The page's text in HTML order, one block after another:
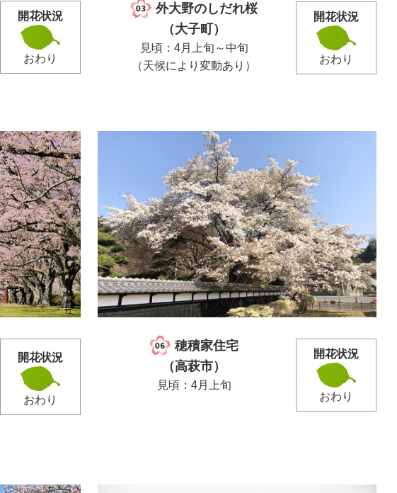
開花状況
おわり
外大野のしだれ桜
（大子町）
見頃：4月上旬～中旬
（天候により変動あり）
開花状況
おわり
開花状況
おわり
穂積家住宅
（高萩市）
見頃：4月上旬
開花状況
おわり